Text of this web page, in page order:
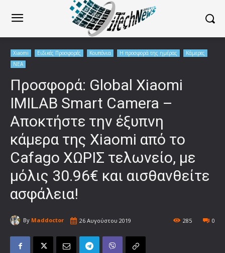
Xiaomi Ειδικές Προσφορές Κουπόνια Η προσφορά της ημέρας
Κάμερες
ΝΕΑ
Προσφορά: Global Xiaomi
IMILAB Smart Camera –
Αποκτήστε την έξυπνη
κάμερα της Xiaomi από το
Cafago ΧΩΡΙΣ τελωνείο, με
μόλις 30.96€ και αισθανθείτε
ασφάλεια!
By Maddoctor 26 Αυγούστου 2019 0
285